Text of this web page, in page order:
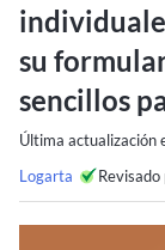
su
sencillos
Última actualización
Logarta
Revisado